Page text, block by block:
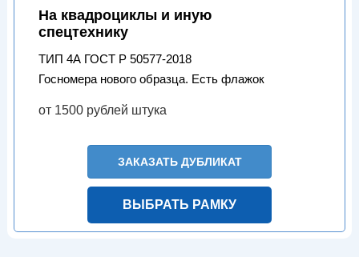
На квадроциклы и иную
спецтехнику
ТИП 4А ГОСТ Р 50577-2018
Госномера нового образца. Есть флажок
от 1500 рублей штука
ЗАКАЗАТЬ ДУБЛИКАТ
ВЫБРАТЬ РАМКУ